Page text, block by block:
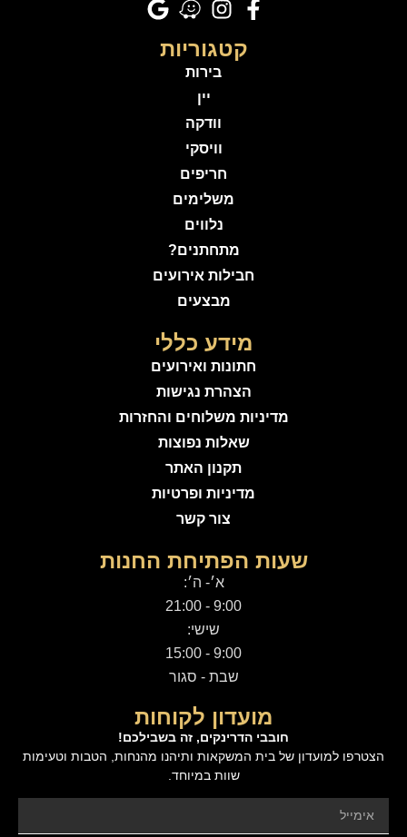
קטגוריות
בירות
יין
וודקה
וויסקי
חריפים
משלימים
נלווים
מתחתנים?
חבילות אירועים
מבצעים
מידע כללי
חתונות ואירועים
הצהרת נגישות
מדיניות משלוחים והחזרות
שאלות נפוצות
תקנון האתר
מדיניות ופרטיות
צור קשר
שעות הפתיחת החנות
א׳- ה׳:
9:00 - 21:00
שישי:
9:00 - 15:00
שבת - סגור
מועדון לקוחות
חובבי הדרינקים, זה בשבילכם!
הצטרפו למועדון של בית המשקאות ותיהנו מהנחות, הטבות וטעימות
שוות במיוחד.